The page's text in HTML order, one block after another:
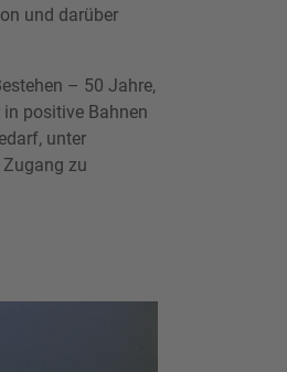
und darüber
– 50 Jahre,
positive Bahnen
unter
zu